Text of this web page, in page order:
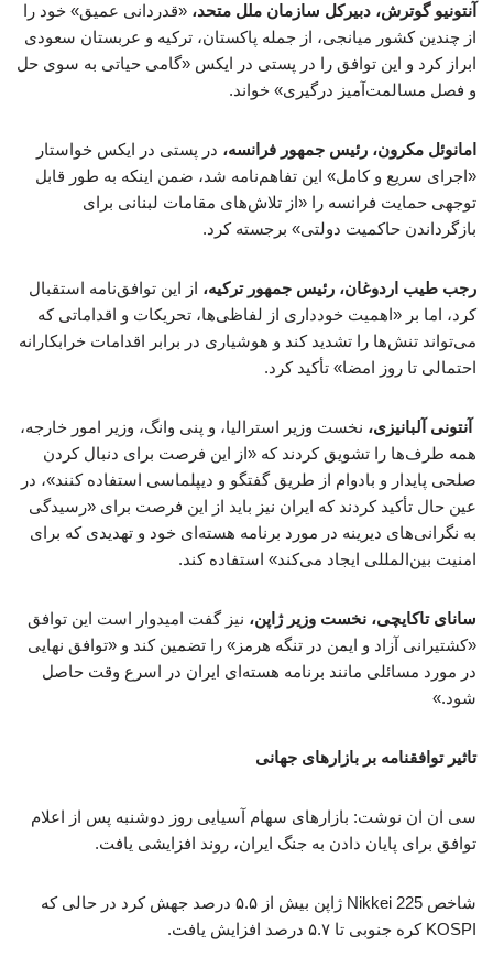
آنتونیو گوترش، دبیرکل سازمان ملل متحد، «قدردانی عمیق» خود را
از چندین کشور میانجی، از جمله پاکستان، ترکیه و عربستان سعودی
ابراز کرد و این توافق را در پستی در ایکس «گامی حیاتی به سوی حل
و فصل مسالمت‌آمیز درگیری» خواند.
امانوئل مکرون، رئیس جمهور فرانسه، در پستی در ایکس خواستار
«اجرای سریع و کامل» این تفاهم‌نامه شد، ضمن اینکه به طور قابل
توجهی حمایت فرانسه را «از تلاش‌های مقامات لبنانی برای
بازگرداندن حاکمیت دولتی» برجسته کرد.
رجب طیب اردوغان، رئیس جمهور ترکیه، از این توافق‌نامه استقبال
کرد، اما بر «اهمیت خودداری از لفاظی‌ها، تحریکات و اقداماتی که
می‌تواند تنش‌ها را تشدید کند و هوشیاری در برابر اقدامات خرابکارانه
احتمالی تا روز امضا» تأکید کرد.
آنتونی آلبانیزی، نخست وزیر استرالیا، و پنی وانگ، وزیر امور خارجه،
همه طرف‌ها را تشویق کردند که «از این فرصت برای دنبال کردن
صلحی پایدار و بادوام از طریق گفتگو و دیپلماسی استفاده کنند»، در
عین حال تأکید کردند که ایران نیز باید از این فرصت برای «رسیدگی
به نگرانی‌های دیرینه در مورد برنامه هسته‌ای خود و تهدیدی که برای
امنیت بین‌المللی ایجاد می‌کند» استفاده کند.
سانای تاکایچی، نخست وزیر ژاپن، نیز گفت امیدوار است این توافق
«کشتیرانی آزاد و ایمن در تنگه هرمز» را تضمین کند و «توافق نهایی
در مورد مسائلی مانند برنامه هسته‌ای ایران در اسرع وقت حاصل
شود.»
تاثیر توافقنامه بر بازارهای جهانی
سی ان ان نوشت: بازارهای سهام آسیایی روز دوشنبه پس از اعلام
توافق برای پایان دادن به جنگ ایران، روند افزایشی یافت.
شاخص Nikkei 225 ژاپن بیش از ۵.۵ درصد جهش کرد در حالی که
KOSPI کره جنوبی تا ۵.۷ درصد افزایش یافت.